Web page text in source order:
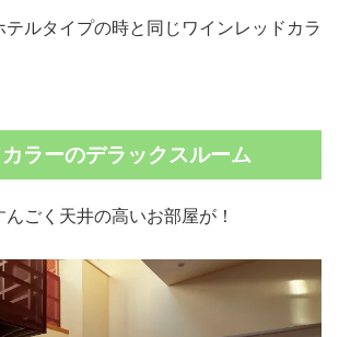
テルタイプの時と同じワインレッドカラ
ラーのデラックスルーム
んごく天井の高いお部屋が！